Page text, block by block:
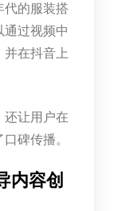
代的服装搭
通过视频中
并在抖音上
还让用户在
碑传播。
内容创